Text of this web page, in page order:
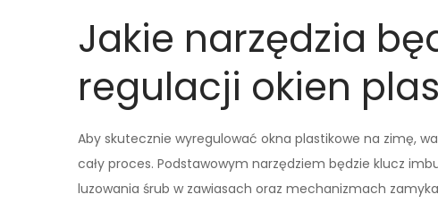
Jakie narzędzia
regulacji okien
Aby skutecznie wyregulować okna plastikowe na zimę,
cały proces. Podstawowym narzędziem będzie klucz
luzowania śrub w zawiasach oraz mechanizmach